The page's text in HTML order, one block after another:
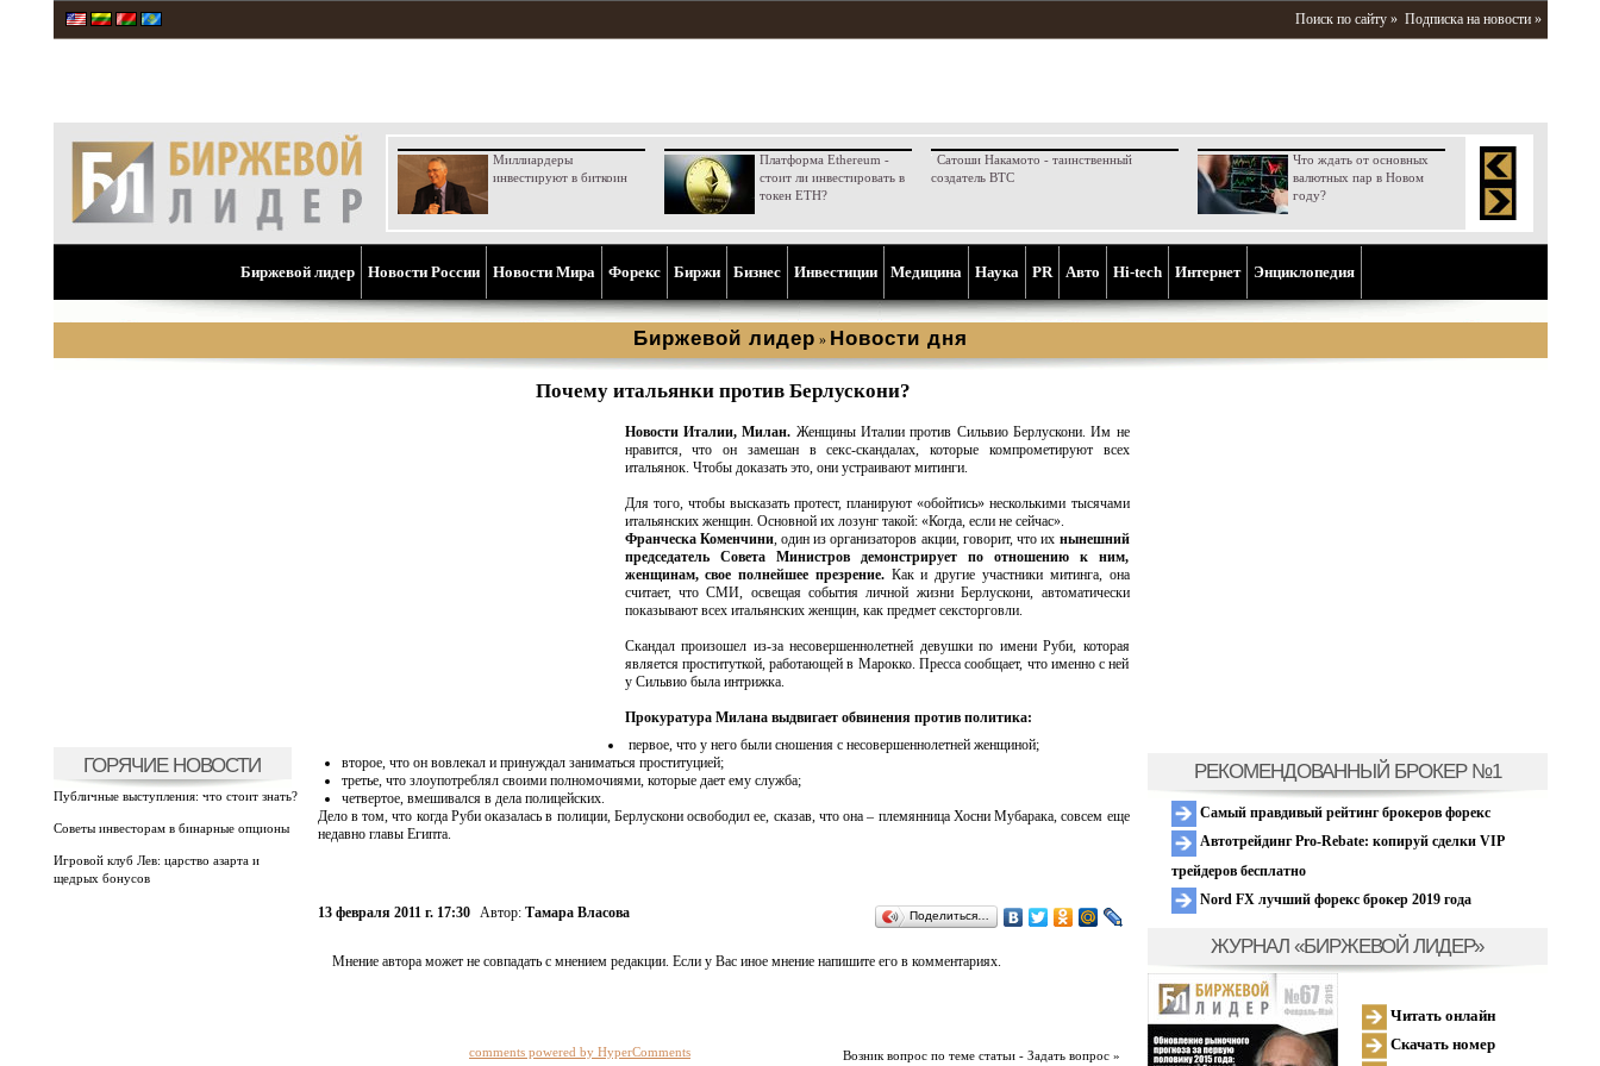
Поиск по сайту » Подписка на новости »
Миллиардеры
инвестируют в биткоин
Платформа Ethereum -
стоит ли инвестировать в
токен ETH?
Сатоши Накамото - таинственный
создатель BTC
Что ждать от основных
валютных пар в Новом
году?
Биржевой лидер Новости России Новости Мира Форекс Биржи Бизнес Инвестиции Медицина Наука PR Aвто Hi-tech Интернет Энциклопедия
Биржевой лидер » Новости дня
ГОРЯЧИЕ НОВОСТИ
Публичные выступления: что стоит знать?
Советы инвесторам в бинарные опционы
Игровой клуб Лев: царство азарта и
щедрых бонусов
Почему итальянки против Берлускони?
Новости Италии, Милан. Женщины Италии против Сильвио Берлускони. Им не
нравится, что он замешан в секс-скандалах, которые компрометируют всех
итальянок. Чтобы доказать это, они устраивают митинги.
Для того, чтобы высказать протест, планируют «обойтись» несколькими тысячами
итальянских женщин. Основной их лозунг такой: «Когда, если не сейчас».
Франческа Коменчини, один из организаторов акции, говорит, что их нынешний
председатель Совета Министров демонстрирует по отношению к ним,
женщинам, свое полнейшее презрение.Как и другие участники митинга, она
считает, что СМИ, освещая события личной жизни Берлускони, автоматически
показывают всех итальянских женщин, как предмет сексторговли.
Скандал произошел из-за несовершеннолетней девушки по имени Руби, которая
является проституткой, работающей в Марокко. Пресса сообщает, что именно с ней
у Сильвио была интрижка.
Прокуратура Милана выдвигает обвинения против политика:
первое, что у него были сношения с несовершеннолетней женщиной;
второе, что он вовлекал и принуждал заниматься проституцией;
третье, что злоупотреблял своими полномочиями, которые дает ему служба;
четвертое, вмешивался в дела полицейских.
Дело в том, что когда Руби оказалась в полиции, Берлускони освободил ее, сказав, что она – племянница Хосни Мубарака, совсем еще
недавно главы Египта.
13 февраля 2011 г. 17:30 Автор: Тамара Власова Поделиться…
Мнение автора может не совпадать с мнением редакции. Если у Вас иное мнение напишите его в комментариях.
Возник вопрос по теме статьи - Задать вопрос »
comments powered by HyperComments
РЕКОМЕНДОВАННЫЙ БРОКЕР №1
Самый правдивый рейтинг брокеров форекс
Автотрейдинг Pro-Rebate: копируй сделки VIP
трейдеров бесплатно
Nord FX лучший форекс брокер 2019 года
ЖУРНАЛ «БИРЖЕВОЙ ЛИДЕР»
Читать онлайн
Скачать номер